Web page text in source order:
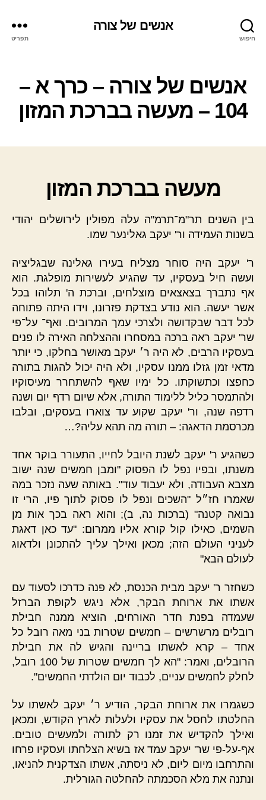
חיפוש
אנשים של צורה
תפריט
אנשים של צורה – כרך א –
104 – מעשה בברכת המזון
מעשה בברכת המזון
בין השנים תר"מ־תרמ"ה עלה מפולין לירושלים יהודי
בשנות העמידה ור' יעקב גאלינער שמו.
ר' יעקב היה סוחר מצליח בעירו גאלינה שבגליציה
ועשה חיל בעסקיו, עד שהגיע לעשירות מופלגת. הוא
אף נתברך בצאצאים מוצלחים, וברכת ה' תלוהו בכל
אשר יעשה. הוא נודע בצדקת פזרונו, וידו היתה פתוחה
לכל דבר שבקדושה ולצרכי עמך המרובים. ואף־ על־פי
שר' יעקב ראה ברכה במסחרו וההצלחה האירה לו פנים
בעסקיו הרבים, לא היה ר׳ יעקב מאושר בחלקו, כי יותר
מדאי זמן גזלו ממנו עסקיו, ולא היה יכול להגות בתורה
כחפצו וכתשוקתו. כל ימיו שאף להשתחרר מעיסוקיו
ולהתמסר כליל ללימוד התורה, אלא שיום רדף יום ושנה
רדפה שנה, ור' יעקב שקוע עד צוארו בעסקים, ובלבו
מכרסמת הדאגה: – תורה מה תהא עליה?…
כשהגיע ר' יעקב לשנת היובל לחייו, התעורר בוקר אחד
משנתו, ובפיו נפל לו הפסוק "ומבן חמשים שנה ישוב
מצבא העבודה, ולא יעבוד עוד". באותה שעה נזכר במה
שאמרו חז״ל "השכים ונפל לו פסוק לתוך פיו, הרי זו
נבואה קטנה" (ברכות נה, ב); והוא ראה בכך אות מן
השמים, כאילו קול קורא אליו ממרום: "עד כאן דאגת
לעניני העולם הזה; מכאן ואילך עליך להתכונן ולדאוג
לעולם הבא"
כשחזר ר' יעקב מבית הכנסת, לא פנה כדרכו לסעוד עם
אשתו את ארוחת הבקר, אלא ניגש לקופת הברזל
שעמדה בפנת חדר האורחים, הוציא ממנה חבילת
רובלים מרשרשים – חמשים שטרות בני מאה רובל כל
אחד – קרא לאשתו בריינה והגיש לה את חבילת
הרובלים, ואמר: "הא לך חמשים שטרות של 100 רובל,
לחלק לחמשים עניים, לכבוד יום הולדתי החמשים".
כשגמרו את ארוחת הבקר, הודיע ר׳ יעקב לאשתו על
החלטתו לחסל את עסקיו ולעלות לארץ הקודש, ומכאן
ואילך להקדיש את זמנו רק לתורה ולמעשים טובים.
אף-על-פי שר' יעקב עמד אז בשיא הצלחתו ועסקיו פרחו
והתרחבו מיום ליום, לא ניסתה, אשתו הצדקנית להניאו,
ונתנה את מלא הסכמתה להחלטה הגורלית.